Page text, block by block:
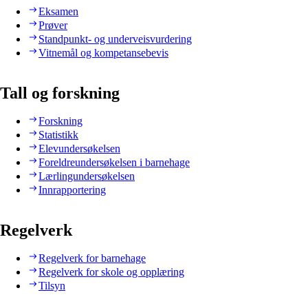
Eksamen
Prøver
Standpunkt- og underveisvurdering
Vitnemål og kompetansebevis
Tall og forskning
Forskning
Statistikk
Elevundersøkelsen
Foreldreundersøkelsen i barnehage
Lærlingundersøkelsen
Innrapportering
Regelverk
Regelverk for barnehage
Regelverk for skole og opplæring
Tilsyn